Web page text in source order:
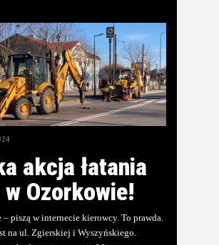
akcja łatania
Ozorkowie!
– piszą w internecie kierowcy. To prawda.
na ul. Zgierskiej i Wyszyńskiego.